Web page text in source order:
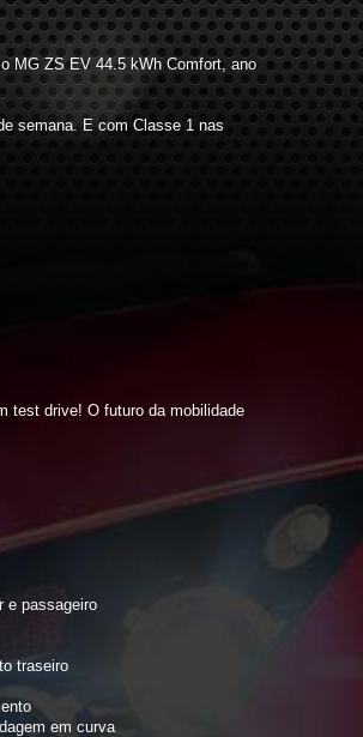
MG ZS EV 44.5 kWh Comfort, ano
semana. E com Classe 1 nas
test drive! O futuro da mobilidade
e passageiro
traseiro
em curva